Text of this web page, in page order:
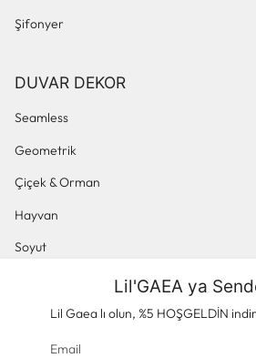
Ürünler
Lil'GAEA ya
Lil Gaea lı olun, %5 HOŞGELDİN
Şifonyer
DUVAR DEKOR
Seamless
Geometrik
Çiçek & Orman
Hayvan
Soyut
Panoramik & Manzara